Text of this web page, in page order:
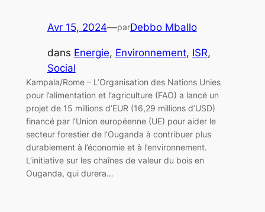
Avr 15, 2024—parDebbo Mballo
dans Energie, Environnement, ISR
Social
Kampala/Rome – L’Organisation des Nations Unies
pour l’alimentation et l’agriculture (FAO) a lancé un
projet de 15 millions d’EUR (16,29 millions d’USD)
financé par l’Union européenne (UE) pour aider le
secteur forestier de l’Ouganda à contribuer plus
durablement à l’économie et à l’environnement.
L’initiative sur les chaînes de valeur du bois en
Ouganda, qui durera…